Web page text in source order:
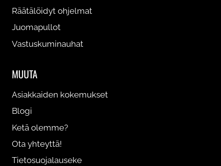
Räätälöidyt ohjelmat
Juomapullot
Vastuskuminauhat
MUUTA
Asiakkaiden kokemukset
Blogi
Ketä olemme?
Ota yhteyttä!
Tietosuojalauseke